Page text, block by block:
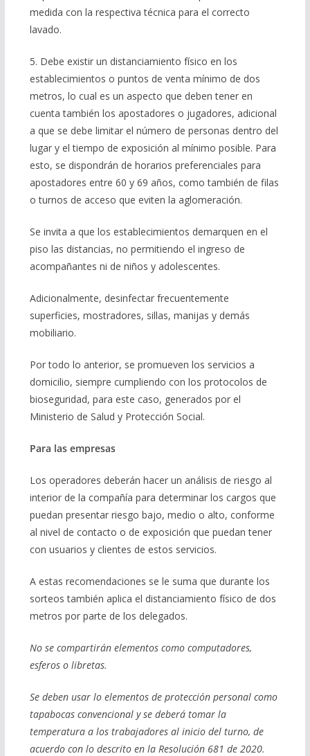
medida con la respectiva técnica para el correcto
lavado.
5. Debe existir un distanciamiento físico en los
establecimientos o puntos de venta mínimo de dos
metros, lo cual es un aspecto que deben tener en
cuenta también los apostadores o jugadores, adicional
a que se debe limitar el número de personas dentro del
lugar y el tiempo de exposición al mínimo posible. Para
esto, se dispondrán de horarios preferenciales para
apostadores entre 60 y 69 años, como también de filas
o turnos de acceso que eviten la aglomeración.
Se invita a que los establecimientos demarquen en el
piso las distancias, no permitiendo el ingreso de
acompañantes ni de niños y adolescentes.
Adicionalmente, desinfectar frecuentemente
superficies, mostradores, sillas, manijas y demás
mobiliario.
Por todo lo anterior, se promueven los servicios a
domicilio, siempre cumpliendo con los protocolos de
bioseguridad, para este caso, generados por el
Ministerio de Salud y Protección Social.
Para las empresas
Los operadores deberán hacer un análisis de riesgo al
interior de la compañía para determinar los cargos que
puedan presentar riesgo bajo, medio o alto, conforme
al nivel de contacto o de exposición que puedan tener
con usuarios y clientes de estos servicios.
A estas recomendaciones se le suma que durante los
sorteos también aplica el distanciamiento físico de dos
metros por parte de los delegados.
No se compartirán elementos como computadores,
esferos o libretas.
Se deben usar lo elementos de protección personal como
tapabocas convencional y se deberá tomar la
temperatura a los trabajadores al inicio del turno, de
acuerdo con lo descrito en la Resolución 681 de 2020.